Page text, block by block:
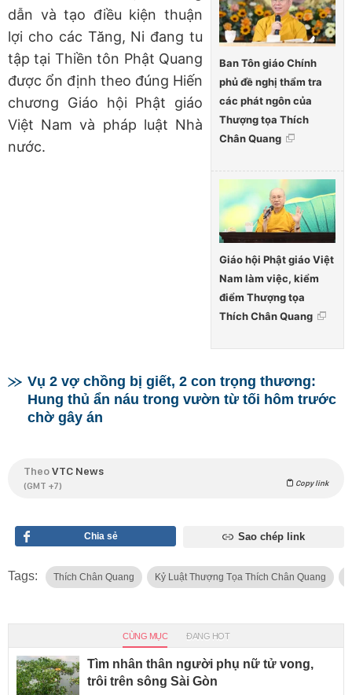
Ban Tôn giáo Chính
phủ đề nghị thẩm tra
các phát ngôn của
Thượng tọa Thích
Chân Quang
Giáo hội Phật giáo Việt
Nam làm việc, kiểm
điểm Thượng tọa
Thích Chân Quang
dẫn và tạo điều kiện thuận
lợi cho các Tăng, Ni đang tu
tập tại Thiền tôn Phật Quang
được ổn định theo đúng Hiến
chương Giáo hội Phật giáo
Việt Nam và pháp luật Nhà
nước.
Vụ 2 vợ chồng bị giết, 2 con trọng thương:
Hung thủ ẩn náu trong vườn từ tối hôm trước
chờ gây án
TheoVTC News
(GMT +7) Copy link
Chia sẻ Sao chép link
Tags: Thích Chân Quang Kỷ Luật Thượng Tọa Thích Chân Quang
CÙNG MỤC ĐANG HOT
Tìm nhân thân người phụ nữ tử vong,
trôi trên sông Sài Gòn